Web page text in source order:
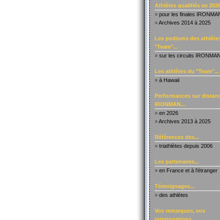
Athlètes qualifiés en
» pour les finales
»Archives 2014 à 2025
Les podiums des
"Team"...
» sur les circuits IRONMAN
Les athlètes du "Team"...
» à Hawaii
Performances sur
IRONMAN...
» en 2026
»Archives 2013 à 2025
Références des...
» triathlètes depuis 2006
Les partenaires...
» en France et à l'étranger
Témoignages...
» des athlètes
Vos remarques, vos